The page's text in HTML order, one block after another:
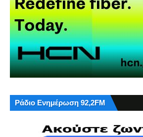
Ράδιο Ενημέρωση 92,2FM